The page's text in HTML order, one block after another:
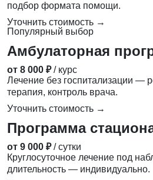
подбор формата помощи.
Уточнить стоимость →
Популярный выбор
Амбулаторная
от 8 000 ₽ / курс
Лечение без госпитализации —
терапия, контроль врача.
Уточнить стоимость →
Программа
от 9 000 ₽ / сутки
Круглосуточное лечение под
длительность — индивидуально.